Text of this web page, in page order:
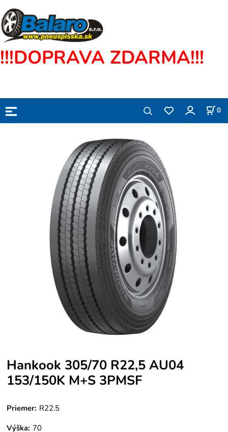
!!!DOPRAVA ZDARMA!!!
0
Hankook 305/70 R22,5 AU04
153/150K M+S 3PMSF
Priemer: R22.5
Výška: 70